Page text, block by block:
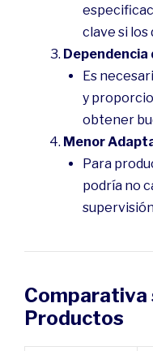
clave si los
Es
y
obtener
Menor
Para
podría no
Comparativa
Productos